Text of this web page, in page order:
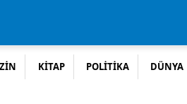
KİTAP POLİTİKA DÜNYA